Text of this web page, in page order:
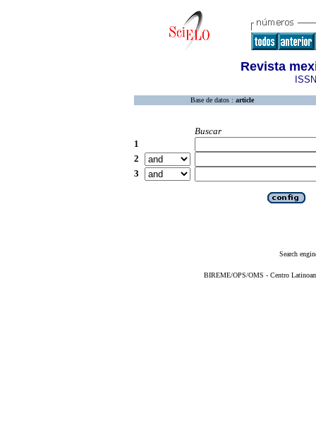
Revista
Base de datos : article
Buscar
1
2
3
Search
BIREME/OPS/OMS - Centro